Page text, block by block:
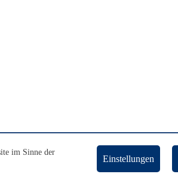
im Sinne der
Einstellungen